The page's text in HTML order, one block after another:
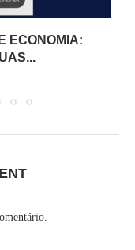
ECONOMIA: